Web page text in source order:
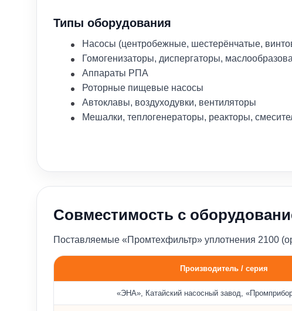
Типы оборудования
Насосы (центробежные, шестерёнчатые,
Гомогенизаторы, диспергаторы,
Аппараты РПА
Роторные пищевые насосы
Автоклавы, воздуходувки, вентиляторы
Мешалки, теплогенераторы, реакторы,
Совместимость с
Поставляемые «Промтехфильтр» уплотнения 2100
Производитель / серия
«ЭНА», Катайский насосный завод,